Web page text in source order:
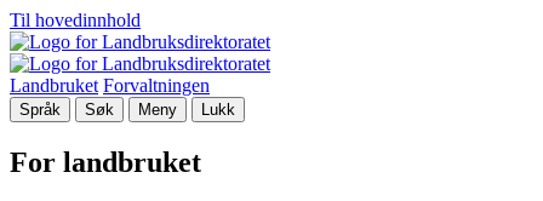
Til hovedinnhold
Landbruket Forvaltningen
Språk Søk Meny Lukk
For landbruket